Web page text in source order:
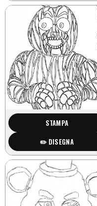
STAMPA
✏️ DISEGNA